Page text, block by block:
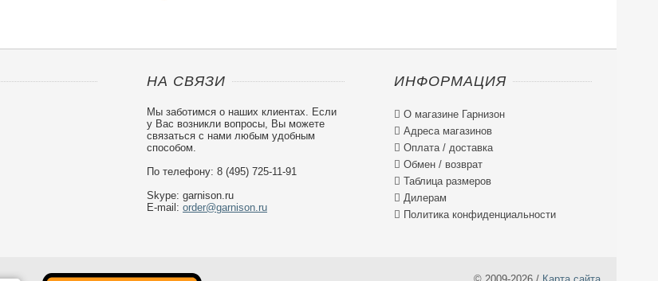
НА СВЯЗИ
Мы заботимся о наших клиентах. Если
у Вас возникли вопросы, Вы можете
связаться с нами любым удобным
способом.
По телефону: 8 (495) 725-11-91
Skype: garnison.ru
E-mail: order@garnison.ru
ИНФОРМАЦИЯ
 О магазине Гарнизон
 Адреса магазинов
 Оплата / доставка
 Обмен / возврат
 Таблица размеров
 Дилерам
 Политика конфиденциальности